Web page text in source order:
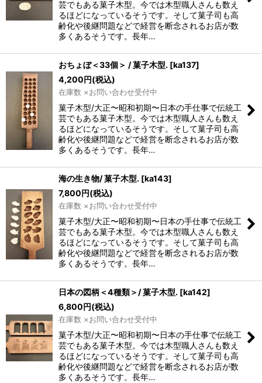
芸でもある菓子木型。今では木型職人さんも数え
るほどになっているそうです。そして菓子司も高
齢化や後継問題などで経営を断念されるお店が数
多くあるそうです。長年…
おちょぼ＜33個＞ / 菓子木型. [ka137]
4,200円(税込)
在庫数 ×お問い合わせ受付中
菓子木型/大正〜昭和初期〜日本の手仕事で伝統工
芸でもある菓子木型。今では木型職人さんも数え
るほどになっているそうです。そして菓子司も高
齢化や後継問題などで経営を断念されるお店が数
多くあるそうです。長年…
海の生き物/ 菓子木型. [ka143]
7,800円(税込)
在庫数 ×お問い合わせ受付中
菓子木型/大正〜昭和初期〜日本の手仕事で伝統工
芸でもある菓子木型。今では木型職人さんも数え
るほどになっているそうです。そして菓子司も高
齢化や後継問題などで経営を断念されるお店が数
多くあるそうです。長年…
日本の図柄＜4種類＞/ 菓子木型. [ka142]
6,800円(税込)
在庫数 ×お問い合わせ受付中
菓子木型/大正〜昭和初期〜日本の手仕事で伝統工
芸でもある菓子木型。今では木型職人さんも数え
るほどになっているそうです。そして菓子司も高
齢化や後継問題などで経営を断念されるお店が数
多くあるそうです。長年…